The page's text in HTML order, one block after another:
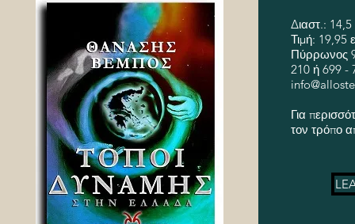
Διαστ.:
Τιμή: 19,95
Πύρρωνος
210 ή 699 -
Για
τον τρόπο